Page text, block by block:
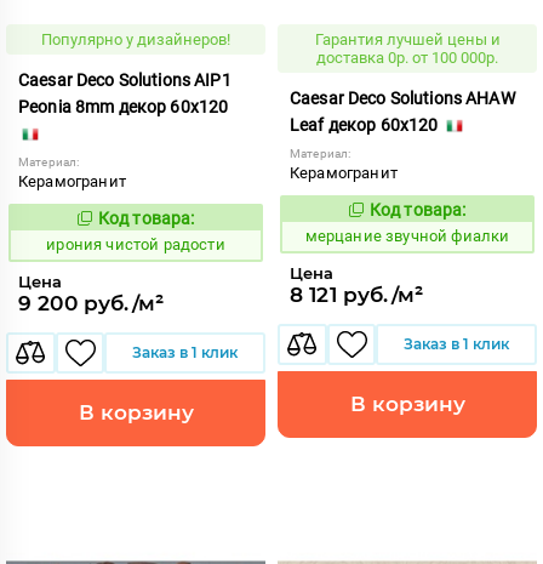
Популярно у дизайнеров!
Caesar Deco Solutions AIP1
Peonia 8mm декор 60x120
Материал:
Керамогранит
1108327
Код товара:
ирония чистой радости
Цена
9 200 руб./м²
Заказ в 1 клик
В корзину
Гарантия лучшей цены и
доставка 0р. от 100 000р.
Caesar Deco Solutions AHAW
Leaf декор 60x120
Материал:
Керамогранит
972614
Код товара:
мерцание звучной фиалки
Цена
8 121 руб./м²
Заказ в 1 клик
В корзину